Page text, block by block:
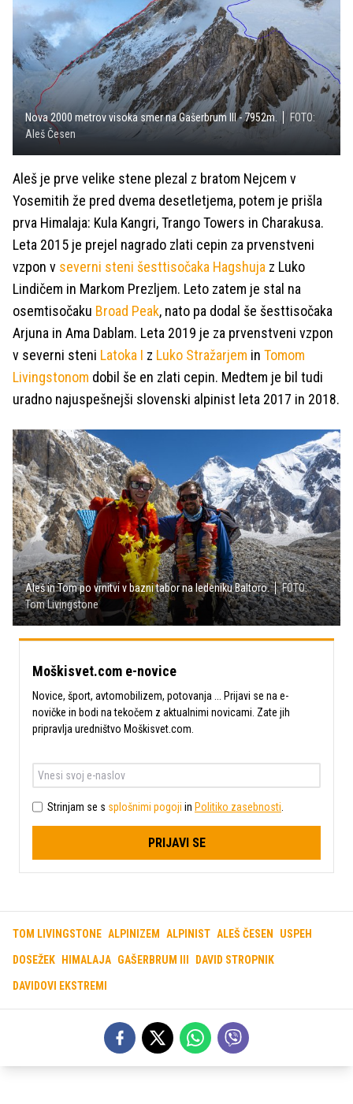
Nova 2000 metrov visoka smer na Gašerbrum III - 7952m.
FOTO:
Aleš Česen
Aleš je prve velike stene plezal z bratom Nejcem v
Yosemitih že pred dvema desetletjema, potem je prišla
prva Himalaja: Kula Kangri, Trango Towers in Charakusa.
Leta 2015 je prejel nagrado zlati cepin za prvenstveni
vzpon v severni steni šesttisočaka Hagshuja z Luko
Lindičem in Markom Prezljem. Leto zatem je stal na
osemtisočaku Broad Peak, nato pa dodal še šesttisočaka
Arjuna in Ama Dablam. Leta 2019 je za prvenstveni vzpon
v severni steni Latoka I z Luko Stražarjem in Tomom
Livingstonom dobil še en zlati cepin. Medtem je bil tudi
uradno najuspešnejši slovenski alpinist leta 2017 in 2018.
Aleš in Tom po vrnitvi v bazni tabor na ledeniku Baltoro.
FOTO:
Tom Livingstone
Moškisvet.com e-novice
Novice, šport, avtomobilizem, potovanja ... Prijavi se na e-
novičke in bodi na tekočem z aktualnimi novicami. Zate jih
pripravlja uredništvo Moškisvet.com.
Strinjam se s splošnimi pogoji in Politiko zasebnosti
PRIJAVI SE
TOM LIVINGSTONE ALPINIZEM ALPINIST ALEŠ ČESEN USPEH
DOSEŽEK HIMALAJA GAŠERBRUM III DAVID STROPNIK
DAVIDOVI EKSTREMI